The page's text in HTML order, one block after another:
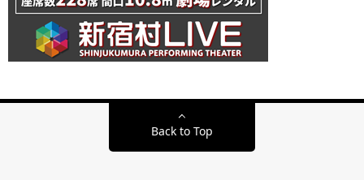
Back to Top